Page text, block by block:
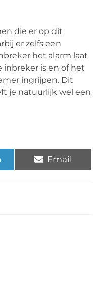
die er op dit
er zelfs een
het alarm laat
inbreker is en of het
ingrijpen. Dit
je natuurlijk wel een
Email